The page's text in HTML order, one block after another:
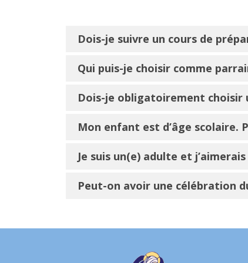
Dois-je suivre un cours de
Qui puis-je choisir comme
Dois-je obligatoirement choisir
Mon enfant est d’âge scolaire.
Je suis un(e) adulte et
Peut-on avoir une célébration